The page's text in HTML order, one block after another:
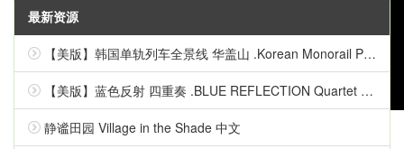
最新资源
【美版】韩国单轨列车全景线 华盖山 .Korean Monorail Panorama Line Hwagaesan 中文
【美版】蓝色反射 四重奏 .BLUE REFLECTION Quartet 英语
静谧田园 Village in the Shade 中文